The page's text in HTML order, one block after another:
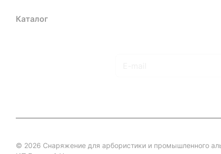
Каталог
© 2026 Снаряжение для арбористики и промышленного